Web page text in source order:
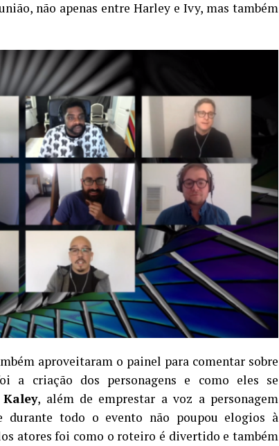
não apenas entre Harley e Ivy, mas também
aproveitaram o painel para comentar sobre
a criação dos personagens e como eles se
Kaley, além de emprestar a voz a personagem
todo o evento não poupou elogios à
atores foi como o roteiro é divertido e também